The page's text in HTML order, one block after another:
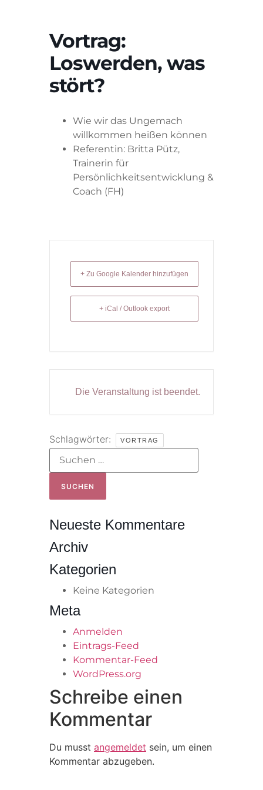
Vortrag:
Loswerden, was
stört?
Wie wir das Ungemach
willkommen heißen können
Referentin: Britta Pütz,
Trainerin für
Persönlichkeitsentwicklung &
Coach (FH)
+ Zu Google Kalender hinzufügen
+ iCal / Outlook export
Die Veranstaltung ist beendet.
Schlagwörter: VORTRAG
Neueste Kommentare
Archiv
Kategorien
Keine Kategorien
Meta
Anmelden
Eintrags-Feed
Kommentar-Feed
WordPress.org
Schreibe einen
Kommentar
Du musst angemeldet sein, um einen
Kommentar abzugeben.